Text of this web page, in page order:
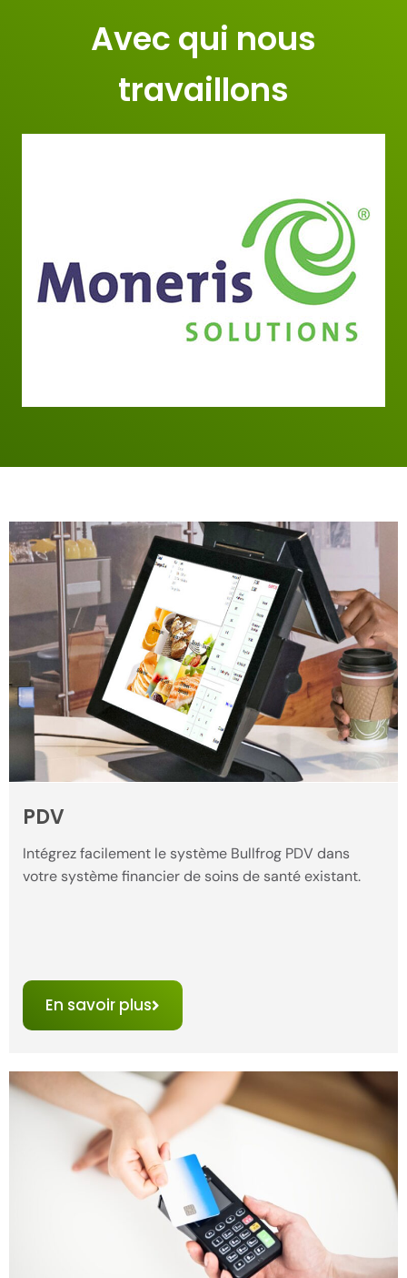
Avec qui nous
travaillons
PDV
Intégrez facilement le système Bullfrog PDV dans
votre système financier de soins de santé existant.
En savoir plus